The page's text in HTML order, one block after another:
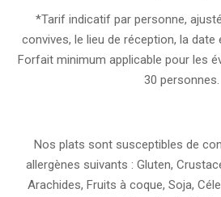
*Tarif indicatif par personne,
convives, le lieu de réception, la
Forfait minimum applicable pour les
30 personnes.
Nos plats sont susceptibles de
allergènes suivants : Gluten,
Arachides, Fruits à coque, Soja,